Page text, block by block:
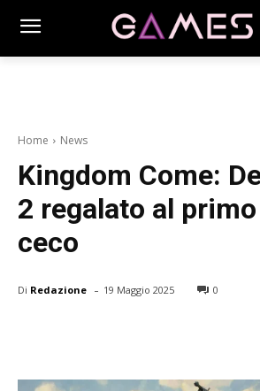
Home News
Kingdom Come:
2 regalato al
ceco
Di Redazione - 19 Maggio 2025 0